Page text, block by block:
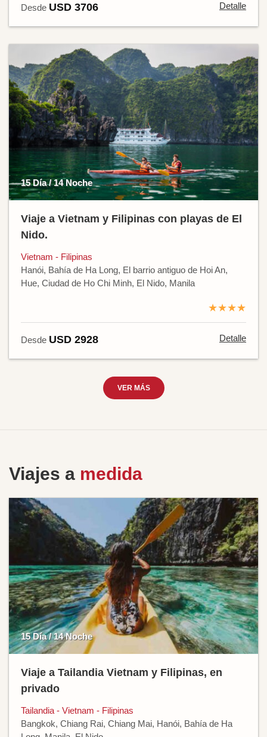
Desde USD 3706 Detalle
15 Día / 14 Noche
Viaje a Vietnam y Filipinas con playas de El
Nido.
Vietnam - Filipinas
Hanói, Bahía de Ha Long, El barrio antiguo de Hoi An,
Hue, Ciudad de Ho Chi Minh, El Nido, Manila
★★★★
Desde USD 2928 Detalle
VER MÁS
Viajes a medida
15 Día / 14 Noche
Viaje a Tailandia Vietnam y Filipinas, en
privado
Tailandia - Vietnam - Filipinas
Bangkok, Chiang Rai, Chiang Mai, Hanói, Bahía de Ha